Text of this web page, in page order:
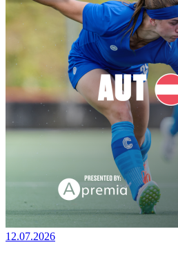
12.07.2026